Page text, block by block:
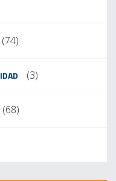
(74)
(3)
(68)